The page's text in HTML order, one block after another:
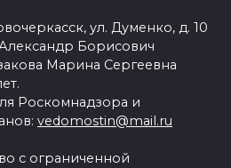
ул. Думенко, д. 10
Борисович
Марина Сергеевна
Роскомнадзора и
vedomostin@mail.ru
с ограниченной